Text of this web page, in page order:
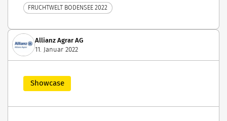
FRUCHTWELT BODENSEE 2022
Allianz Agrar AG
11. Januar 2022
Showcase